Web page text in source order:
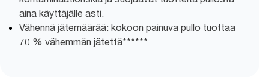
aina käyttäjälle asti.
Vähennä jätemäärää: kokoon painuva pullo tuottaa
70 % vähemmän jätettä******